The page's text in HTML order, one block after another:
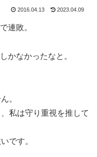
2016.04.13 2023.04.09
連敗。
かなかったなと。
。
私は守り重視を推して
です。